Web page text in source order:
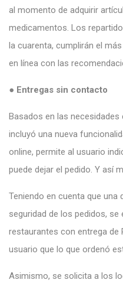
al momento de adquirir
medicamentos. Los
la cuarenta, cumplirán el
en línea con las
● Entregas sin contacto
Basados en las
incluyó una nueva
online, permite al usuario
puede dejar el pedido. Y así
Teniendo en cuenta que una
seguridad de los pedidos,
restaurantes con entrega de
usuario que lo que ordenó
Asimismo, se solicita a los